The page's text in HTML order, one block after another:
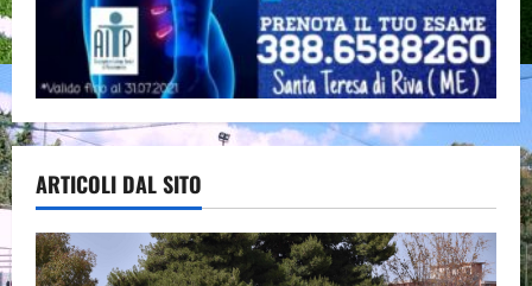
ARTICOLI DAL SITO